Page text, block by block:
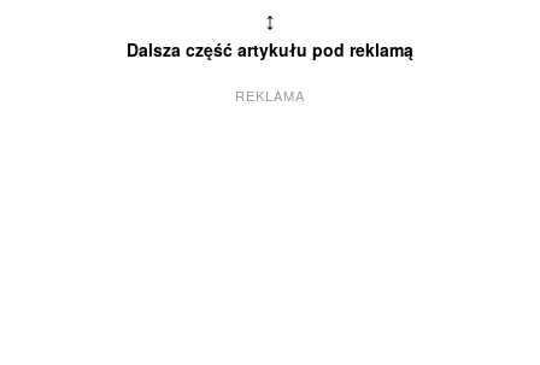
↕
Dalsza część artykułu pod reklamą
REKLAMA